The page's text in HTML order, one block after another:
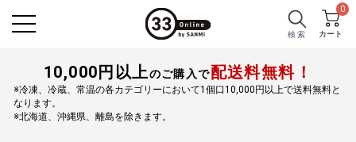
検 索 カート
0
10,000円以上のご購入で配送料無料！
※冷凍、冷蔵、常温の各カテゴリーにおいて1個口10,000円以上で送料無料と
なります。
※北海道、沖縄県、離島を除きます。